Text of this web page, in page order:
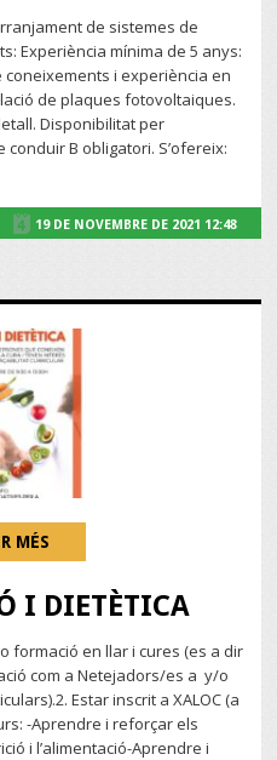
de sistemes de
Experiència mínima de 5 anys:
coneixements i experiència en
de plaques fotovoltaiques.
Disponibilitat per
B obligatori. S’ofereix:
19 DE NOVEMBRE DE 2021 12:48
MÉS
I DIETÈTICA
formació en llar i cures (es a dir
com a Netejadors/es a y/o
Estar inscrit a XALOC (a
-Aprendre i reforçar els
i l’alimentació-Aprendre i